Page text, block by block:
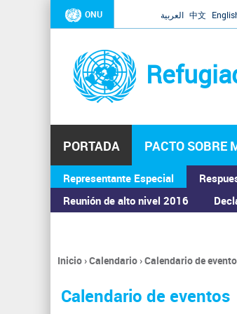
ONU العربية 中文
PORTADA PACTO SOBRE
Representante Especial
Reunión de alto nivel 2016
ASAMBLEA GENERAL
Se
encuentra
usted
Inicio›Calendario›Calendario de
Calendario de eventos